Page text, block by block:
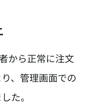
から正常に注文
、管理画面での
た。